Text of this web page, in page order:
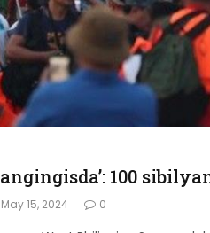
100
May 15, 2024 0